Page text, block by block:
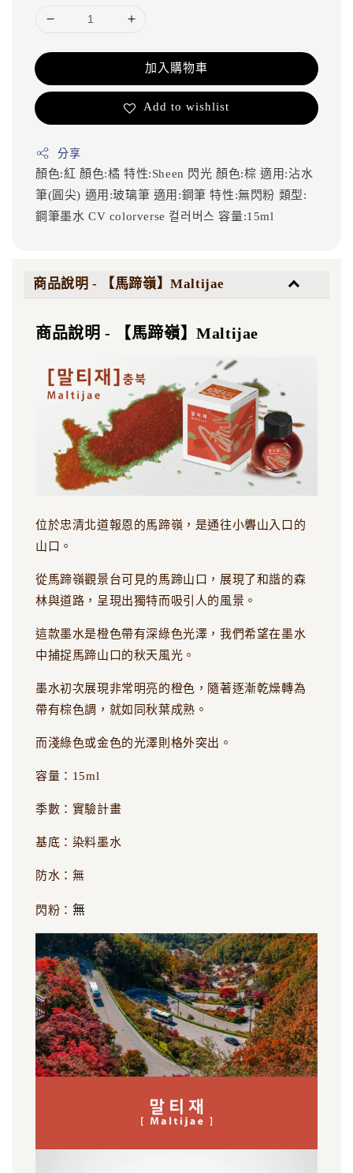
加入購物車
Add to wishlist
分享
顏色:紅 顏色:橘 特性:Sheen 閃光顏色:棕適用:沾水
筆(圓尖) 適用:玻璃筆 適用:鋼筆特性:無閃粉 類型:
鋼筆墨水 CV colorverse 컬러버스 容量:15ml
商品說明 - 【馬蹄嶺】Maltijae
商品說明 - 【馬蹄嶺】Maltijae
位於忠清北道報恩的馬蹄嶺，是通往小礱山入口的
山口。
從馬蹄嶺觀景台可見的馬蹄山口，展現了和諧的森
林與道路，呈現出獨特而吸引人的風景。
這款墨水是橙色帶有深綠色光澤，我們希望在墨水
中捕捉馬蹄山口的秋天風光。
墨水初次展現非常明亮的橙色，隨著逐漸乾燥轉為
帶有棕色調，就如同秋葉成熟。
而淺綠色或金色的光澤則格外突出。
容量：15ml
季數：實驗計畫
基底：染料墨水
防水：無
閃粉： 無